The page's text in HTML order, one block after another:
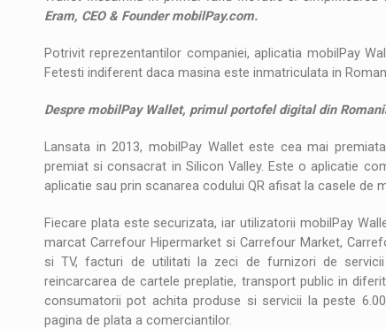
Eram, CEO & Founder mobilPay.com.
Potrivit reprezentantilor companiei, aplicatia mobilPay
Fetesti indiferent daca masina este inmatriculata in
Despre mobilPay Wallet, primul portofel digital din
Lansata in 2013, mobilPay Wallet este cea mai
premiat si consacrat in Silicon Valley. Este o aplicatie
aplicatie sau prin scanarea codului QR afisat la casele de
Fiecare plata este securizata, iar utilizatorii mobilPay
marcat Carrefour Hipermarket si Carrefour Market,
si TV, facturi de utilitati la zeci de furnizori de
reincarcarea de cartele preplatie, transport public in
consumatorii pot achita produse si servicii la peste
pagina de plata a comerciantilor.